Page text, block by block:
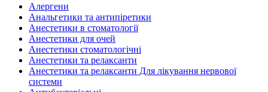
Алергени
Анальгетики та антипіретики
Анестетики в стоматології
Анестетики для очей
Анестетики стоматологічні
Анестетики та релаксанти
Анестетики та релаксанти Для лікування нервової
системи